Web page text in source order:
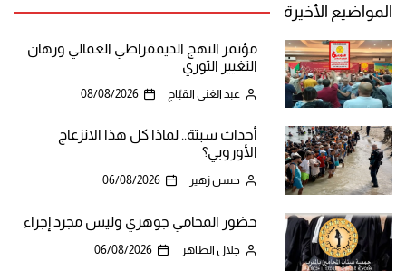
المواضيع الأخيرة
مؤتمر النهج الديمقراطي العمالي ورهان
التغيير الثوري
عبد الغني القبّاج 08/08/2026
أحداث سبتة.. لماذا كل هذا الانزعاج
الأوروبي؟
حسن زهير 06/08/2026
حضور المحامي جوهري وليس مجرد إجراء
جلال الطاهر 06/08/2026